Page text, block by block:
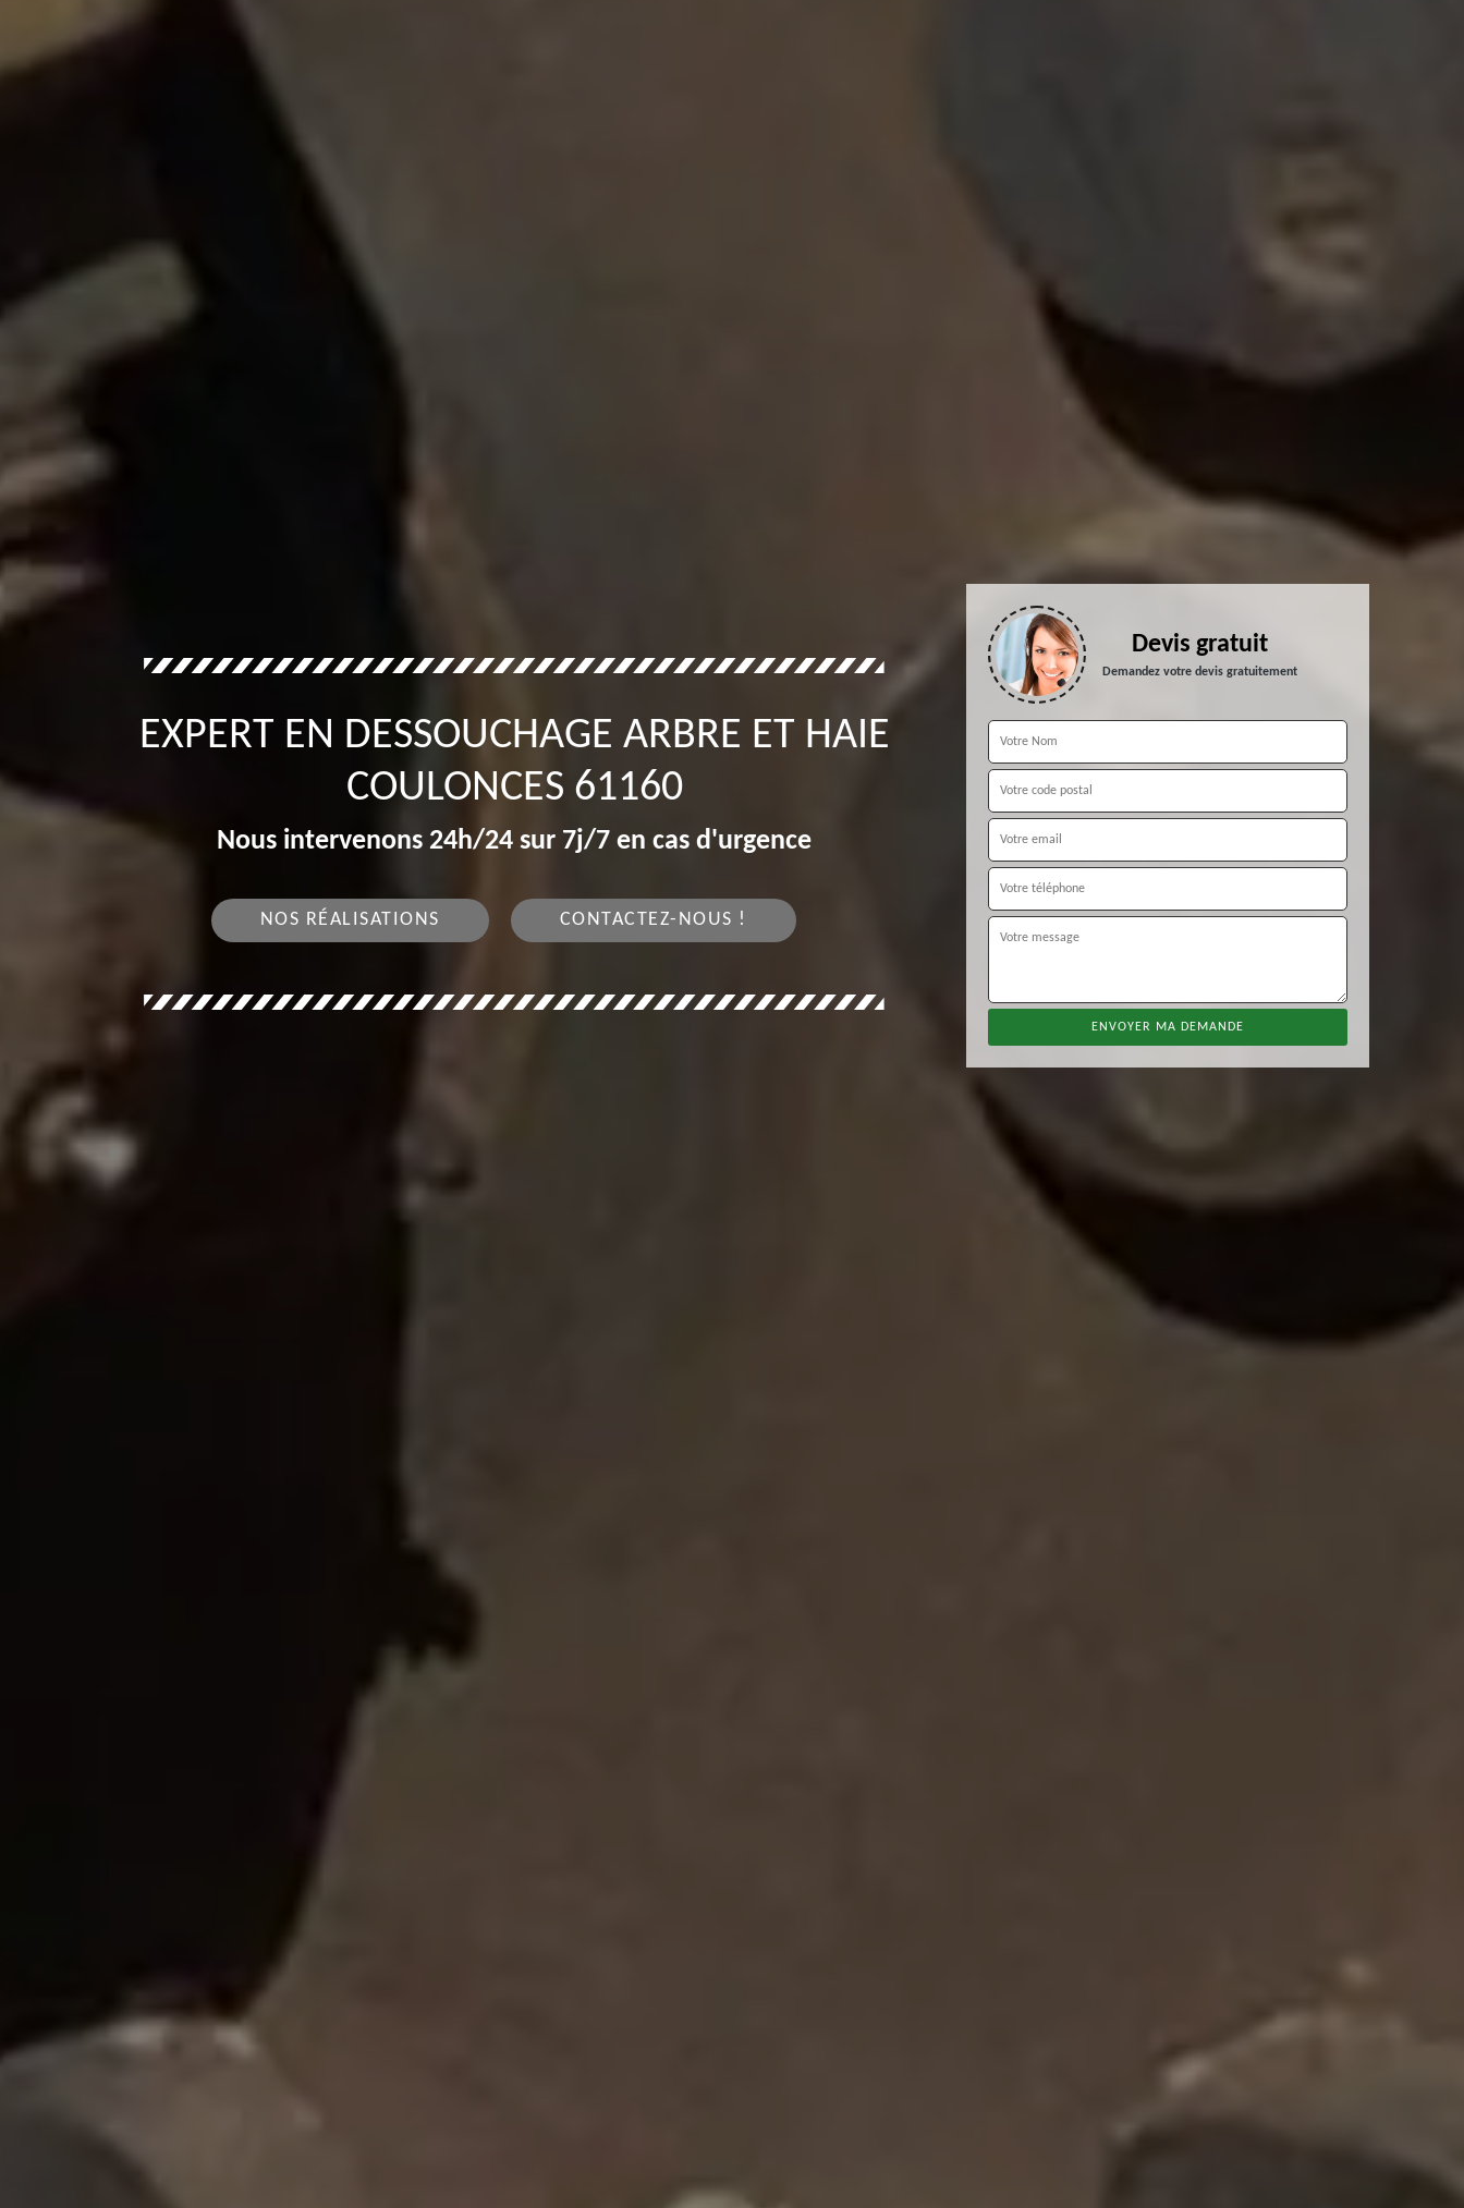
EXPERT EN DESSOUCHAGE ARBRE ET HAIE
COULONCES 61160
Nous intervenons 24h/24 sur 7j/7 en cas d'urgence
NOS RÉALISATIONS CONTACTEZ-NOUS !
Devis gratuit
Demandez votre devis gratuitement